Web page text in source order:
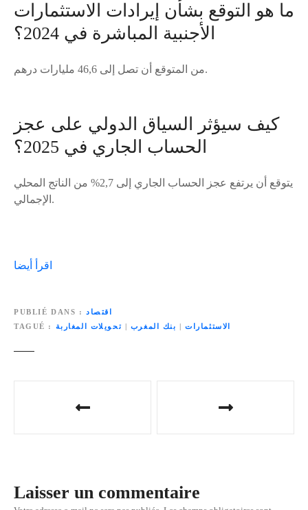
ما هو التوقع بشأن إيرادات الاستثمارات
الأجنبية المباشرة في 2024؟
من المتوقع أن تصل إلى 46,6 مليارات درهم.
كيف سيؤثر السياق الدولي على عجز
الحساب الجاري في 2025؟
يتوقع أن يرتفع عجز الحساب الجاري إلى 2,7% من الناتج المحلي
الإجمالي.
اقرأ أيضا
PUBLIÉ DANS
اقتصاد
TAGUÉ
الاستثمارات| بنك المغرب تحويلات المغاربة
g
Laisser un commentaire